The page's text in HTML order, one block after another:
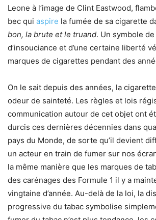
Leone à l’image de Clint Eastwood,
bec qui aspire la fumée de sa cigarette
bon, la brute et le truand. Un symbole
d’insouciance et d’une certaine liberté
marques de cigarettes pendant des
On le sait depuis des années, la
odeur de sainteté. Les règles et lois
communication autour de cet objet ont
durcis ces dernières décennies dans
pays du Monde, de sorte qu’il devient
un acteur en train de fumer sur nos
la même manière que les marques de
des carénages des Formule 1 il y a
vingtaine d’année. Au-delà de la loi, la
progressive du tabac symbolise